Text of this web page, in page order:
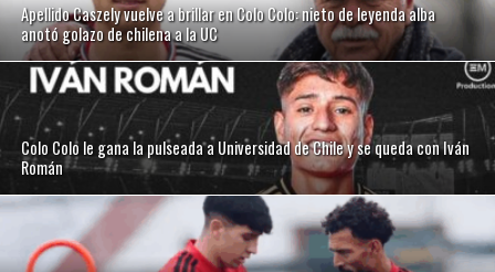
Apellido Caszely vuelve a brillar en Colo Colo: nieto de leyenda alba
anotó golazo de chilena a la UC
Colo Colo le gana la pulseada a Universidad de Chile y se queda con Iván
Román